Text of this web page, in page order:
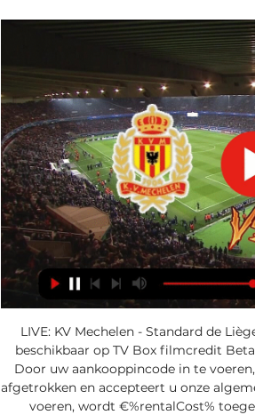
LIVE: KV Mechelen - Standard de
beschikbaar op TV Box filmcredit
Door uw aankooppincode in te
afgetrokken en accepteert u onze
voeren, wordt €%rentalCost%